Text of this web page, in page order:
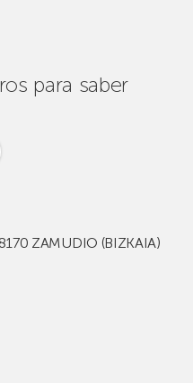
para saber
ZAMUDIO (BIZKAIA)